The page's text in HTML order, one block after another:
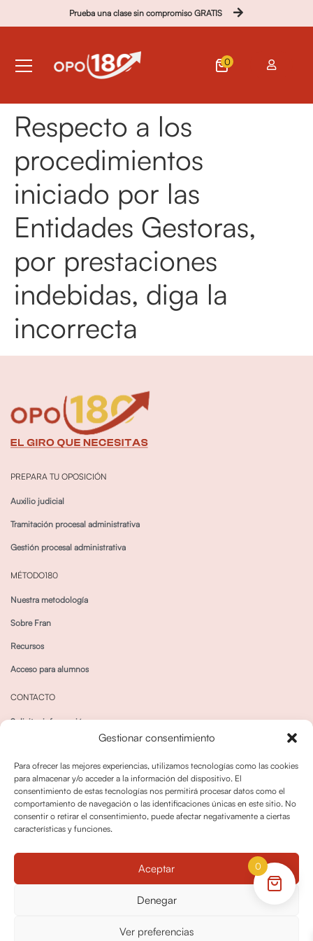
Gestionar consentimiento
Para ofrecer las mejores experiencias, utilizamos tecnologías como las cookies
para almacenar y/o acceder a la información del dispositivo. El
consentimiento de estas tecnologías nos permitirá procesar datos como el
comportamiento de navegación o las identificaciones únicas en este sitio. No
consentir o retirar el consentimiento, puede afectar negativamente a ciertas
características y funciones.
Aceptar
Denegar
Ver preferencias
Prueba una clase sin compromiso GRATIS
0
Respecto a los
procedimientos
iniciado por las
Entidades Gestoras,
por prestaciones
indebidas, diga la
incorrecta
PREPARA TU OPOSICIÓN
Auxilio judicial
Tramitación procesal administrativa
Gestión procesal administrativa
MÉTODO180
Nuestra metodología
Sobre Fran
Recursos
Acceso para alumnos
CONTACTO
Solicitar información
Política de cookies
Política dedevoluciones y cancelaciones
0